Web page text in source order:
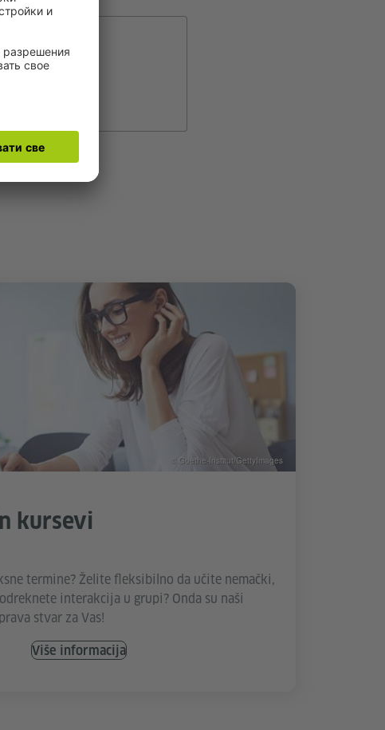
upisa.
kursevi
termine? Želite fleksibilno da učite nemački,
interakcija u grupi? Onda su naši
stvar za Vas!
Više informacija
© Goethe-Institut/GettyImages